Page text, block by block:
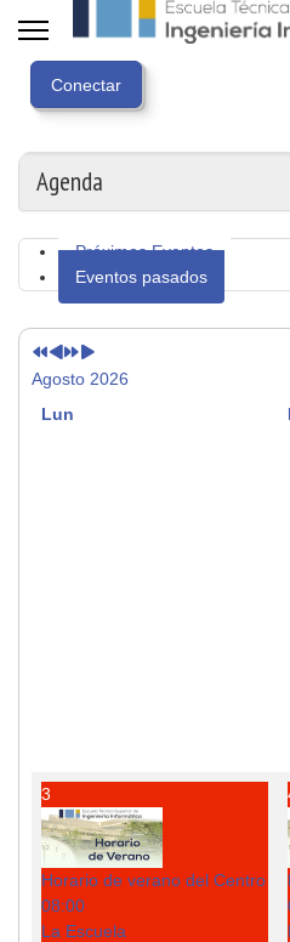
Agenda
Próximos Eventos
Eventos pasados
anterior
Agosto 2026
Lun
3
Horario de verano del Centro
08:00
La Escuela